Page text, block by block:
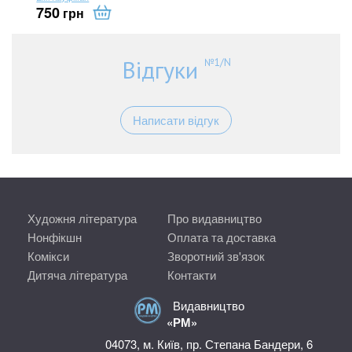
750 грн
Відгуки №1/N
Написати відгук
Художня література
Нонфікшн
Комікси
Дитяча література
Про видавництво
Оплата та доставка
Зворотний зв'язок
Контакти
Видавництво
«РМ»
04073, м. Київ, пр. Степана Бандери, 6